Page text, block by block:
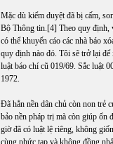
Mặc dù kiểm duyệt đã bị cấm,
Bộ Thông tin.[4] Theo quy định,
có thể khuyến cáo các nhà báo
quy định nào đó. Tôi sẽ trở lại để
luật báo chí cũ 019/69. Sắc luật
1972.
Đã hẳn nền dân chủ còn non trẻ
bảo nền pháp trị mà còn giúp ổn
giờ đã có luật lệ riêng, không
cùng phức tạp và không đồng